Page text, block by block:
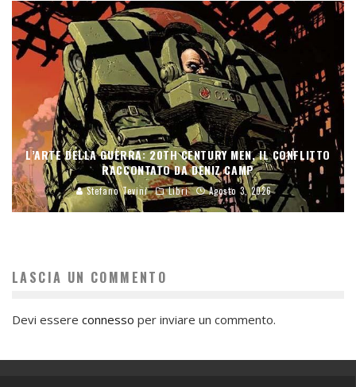
L’ARTE DELLA GUERRA: 20TH CENTURY MEN, IL CONFLITTO
RACCONTATO DA DENIZ CAMP
Stefano Tevini Libri Agosto 3, 2026
LASCIA UN COMMENTO
Devi essere connesso per inviare un commento.